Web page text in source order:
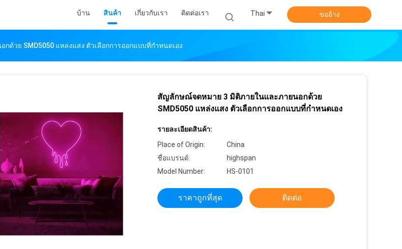
บ้าน สินค้า เกี่ยวกับเรา ติดต่อเรา Thai ขออ้าง
วย SMD5050 แหล่งแสง ตัวเลือกการออกแบบที่กําหนดเอง
สัญลักษณ์จดหมาย 3 มิติภายในและภายนอกด้วย
SMD5050 แหล่งแสง ตัวเลือกการออกแบบที่กําหนดเอง
รายละเอียดสินค้า:
Place of Origin:
China
ชื่อแบรนด์:
highspan
Model Number:
HS-0101
ราคาถูกที่สุด ติดต่อ